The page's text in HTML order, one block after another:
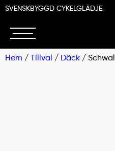
SVENSKBYGGD CYKELGLÄDJE
Hem / Tillval / Däck /